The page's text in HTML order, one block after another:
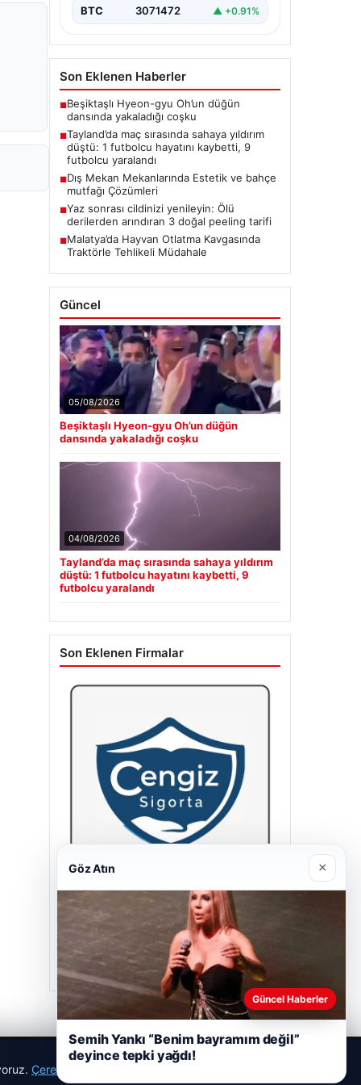
BTC 3071472 ▲ +0.91%
Son Eklenen Haberler
■Beşiktaşlı Hyeon-gyu Oh’un düğün
dansında yakaladığı coşku
■Tayland’da maç sırasında sahaya yıldırım
düştü: 1 futbolcu hayatını kaybetti, 9
futbolcu yaralandı
■Dış Mekan Mekanlarında Estetik ve bahçe
mutfağı Çözümleri
■Yaz sonrası cildinizi yenileyin: Ölü
derilerden arındıran 3 doğal peeling tarifi
■Malatya’da Hayvan Otlatma Kavgasında
Traktörle Tehlikeli Müdahale
Güncel
05/08/2026
Beşiktaşlı Hyeon-gyu Oh’un düğün
dansında yakaladığı coşku
04/08/2026
Tayland’da maç sırasında sahaya yıldırım
düştü: 1 futbolcu hayatını kaybetti, 9
futbolcu yaralandı
Son Eklenen Firmalar
Cengiz Sigorta
Çerez Politikamız
Göz Atın ×
Güncel Haberler
Semih Yankı “Benim bayramım değil”
deyince tepki yağdı!